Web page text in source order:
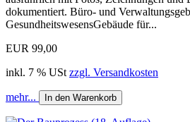
dokumentiert. Büro- und
GesundheitswesensGebäude für...
EUR 99,00
inkl. 7 % USt zzgl. Versandkosten
mehr... In den Warenkorb